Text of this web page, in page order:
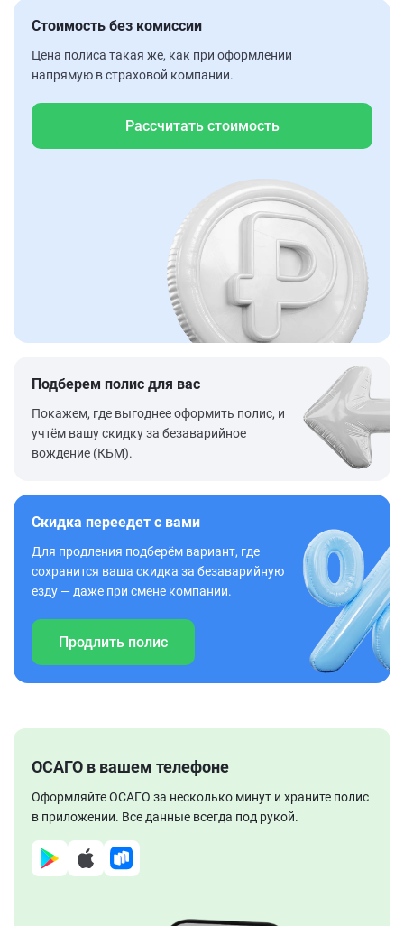
Стоимость без комиссии
Цена полиса такая же, как при оформлении
напрямую в страховой компании.
Рассчитать стоимость
Подберем полис для вас
Покажем, где выгоднее оформить полис, и
учтём вашу скидку за безаварийное
вождение (КБМ).
Скидка переедет с вами
Для продления подберём вариант, где
сохранится ваша скидка за безаварийную
езду — даже при смене компании.
Продлить полис
ОСАГО в вашем телефоне
Оформляйте ОСАГО за несколько минут и храните полис
в приложении. Все данные всегда под рукой.